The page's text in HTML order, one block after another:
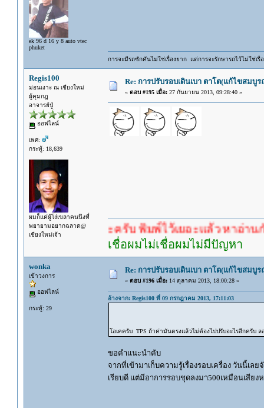
ek 96 d 16 y 8 auto vtec
phuket
การจะมีรถซักคันไม่ใช่เรื่องยาก แต่การจะรักษารถไว้ไม่ใช่เรื่
Regis100
ม่อนเงาะ ณ เชียงใหม่
ผู้คุมกฎ
อาจารย์ปู่
ออฟไลน์
เพศ:
กระทู้: 18,639
ผมก็แค่ผู้โง่เขลาคนนึงที่
พยายามอยากฉลาด@
เชียงใหม่เจ้า
Re: การปรับรอบเดินเบา ตาโต(แก้ไขสมบู
« ตอบ #195 เมื่อ:27 กันยายน 2013, 09:28:40 »
คำตอบนะครับ พิมพ์ไว้เยอะแล้ว หาอ่านกันดู
เชื่อผมไม่เชื่อผมไม่มีปัญหา
wonka
เข้าวงการ
ออฟไลน์
กระทู้: 29
Re: การปรับรอบเดินเบา ตาโต(แก้ไขสมบู
« ตอบ #196 เมื่อ:14 ตุลาคม 2013, 18:00:28 »
อ้างจาก: Regis100 ที่ 09 กรกฎาคม 2013, 17:11:03
โอเคครับ TPS ถ้าค่ามันตรงแล้วไม่ต้องไปปรับอะไรอีกครับ
ขอคำแนะนำคับ
จากที่เข้ามาเก็บความรู้เรื่องรอบเครื่อง วันนี้เล
เรียบดี แต่มีอาการรอบชุดลงมา500เหมือนเสีย